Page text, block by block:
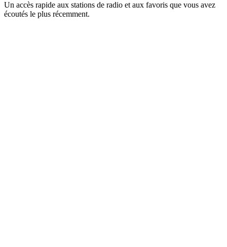
Un accès rapide aux stations de radio et aux favoris que vous avez
écoutés le plus récemment.